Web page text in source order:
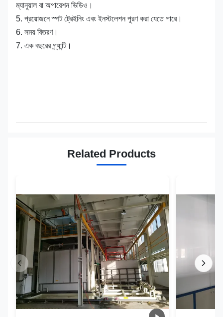
ম্যানুয়াল বা অপারেশন ভিডিও।
5. প্রয়োজনে স্পট ট্রেইনিং এবং ইনস্টলেশন পূরণ করা যেতে পারে।
6. সময় বিতরণ।
7. এক বছরের গ্র্যান্টি।
Related Products